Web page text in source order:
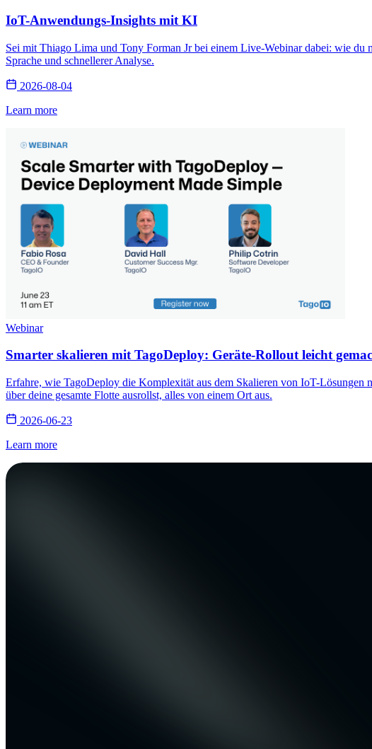
IoT-Anwendungs-Insights mit KI
Sei mit Thiago Lima und Tony Forman Jr bei einem Live-Webinar dabei: wie
Sprache und schnellerer Analyse.
2026-08-04
Learn more
Webinar
Smarter skalieren mit TagoDeploy: Geräte-Rollout leicht
Erfahre, wie TagoDeploy die Komplexität aus dem Skalieren von IoT-
über deine gesamte Flotte ausrollst, alles von einem Ort aus.
2026-06-23
Learn more